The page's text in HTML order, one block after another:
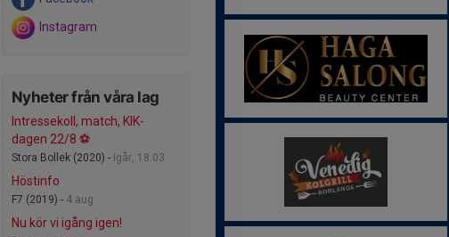
Instagram
Nyheter från våra lag
Intressekoll, match, KIK-
dagen 22/8 ⚽️
Stora Bollek (2020) - Igår, 18:03
Höstinfo
F7 (2019) - 4 aug
Nu kör vi igång igen!